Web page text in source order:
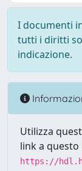
I documenti
tutti i diritti
indicazione.
Utilizza
link a
https://